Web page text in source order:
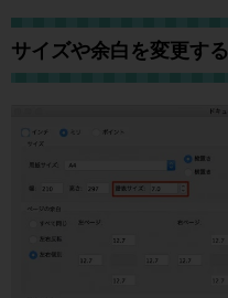
サイズや余白を変更する